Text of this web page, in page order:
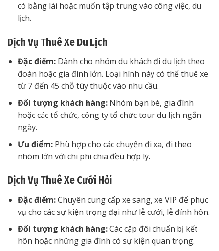
có bằng lái hoặc muốn tập trung vào công việc, du
lịch.
Dịch Vụ Thuê Xe Du Lịch
Đặc điểm:Dành cho nhóm du khách đi du lịch theo
đoàn hoặc gia đình lớn. Loại hình này có thể thuê xe
từ 7 đến 45 chỗ tùy thuộc vào nhu cầu.
Đối tượng khách hàng:Nhóm bạn bè, gia đình
hoặc các tổ chức, công ty tổ chức tour du lịch ngắn
ngày.
Ưu điểm:Phù hợp cho các chuyến đi xa, đi theo
nhóm lớn với chi phí chia đều hợp lý.
Dịch Vụ Thuê Xe Cưới Hỏi
Đặc điểm:Chuyên cung cấp xe sang, xe VIP để phục
vụ cho các sự kiện trọng đại như lễ cưới, lễ đính hôn.
Đối tượng khách hàng:Các cặp đôi chuẩn bị kết
hôn hoặc những gia đình có sự kiện quan trọng.